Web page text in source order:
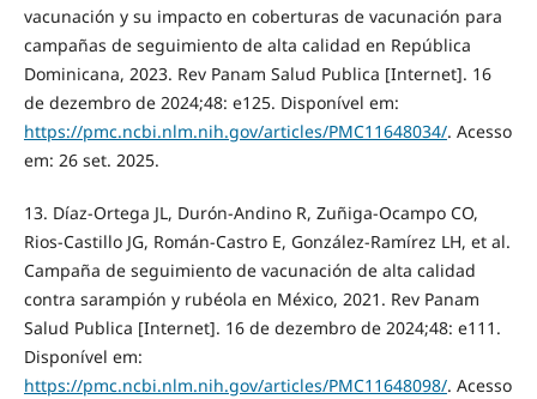
vacunación y su impacto en coberturas de vacunación para
campañas de seguimiento de alta calidad en República
Dominicana, 2023. Rev Panam Salud Publica [Internet]. 16
de dezembro de 2024;48: e125. Disponível em:
https://pmc.ncbi.nlm.nih.gov/articles/PMC11648034/. Acesso
em: 26 set. 2025.
13. Díaz-Ortega JL, Durón-Andino R, Zuñiga-Ocampo CO,
Rios-Castillo JG, Román-Castro E, González-Ramírez LH, et al.
Campaña de seguimiento de vacunación de alta calidad
contra sarampión y rubéola en México, 2021. Rev Panam
Salud Publica [Internet]. 16 de dezembro de 2024;48: e111.
Disponível em:
https://pmc.ncbi.nlm.nih.gov/articles/PMC11648098/. Acesso